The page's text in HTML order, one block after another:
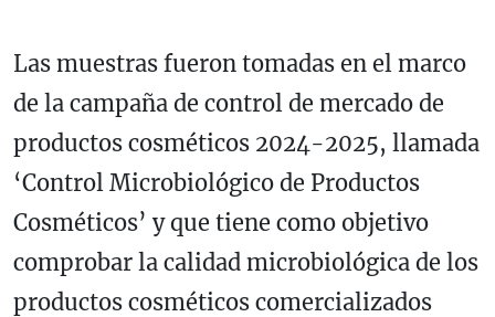
Las muestras fueron tomadas en el marco
de la campaña de control de mercado de
productos cosméticos 2024-2025, llamada
‘Control Microbiológico de Productos
Cosméticos’ y que tiene como objetivo
comprobar la calidad microbiológica de los
productos cosméticos comercializados